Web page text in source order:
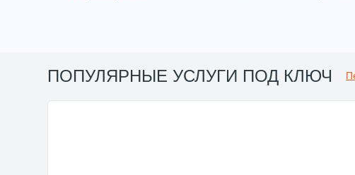
ПОПУЛЯРНЫЕ УСЛУГИ ПОД КЛЮЧ